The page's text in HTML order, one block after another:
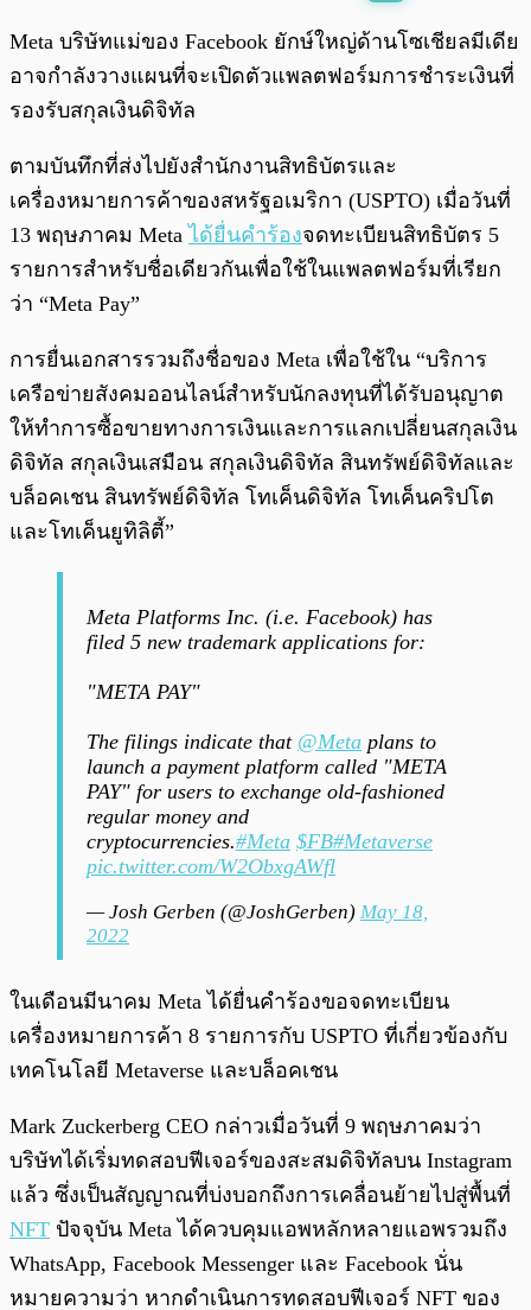
พร้อมเล่น 0:00 / 0:00
Meta บริษัทแม่ของ Facebook ยักษ์ใหญ่ด้านโซเชียลมีเดีย
อาจกำลังวางแผนที่จะเปิดตัวแพลตฟอร์มการชำระเงินที่
รองรับสกุลเงินดิจิทัล
ตามบันทึกที่ส่งไปยังสำนักงานสิทธิบัตรและ
เครื่องหมายการค้าของสหรัฐอเมริกา (USPTO) เมื่อวันที่
13 พฤษภาคม Meta ได้ยื่นคำร้องจดทะเบียนสิทธิบัตร 5
รายการสำหรับชื่อเดียวกันเพื่อใช้ในแพลตฟอร์มที่เรียก
ว่า “Meta Pay”
การยื่นเอกสารรวมถึงชื่อของ Meta เพื่อใช้ใน “บริการ
เครือข่ายสังคมออนไลน์สำหรับนักลงทุนที่ได้รับอนุญาต
ให้ทำการซื้อขายทางการเงินและการแลกเปลี่ยนสกุลเงิน
ดิจิทัล สกุลเงินเสมือน สกุลเงินดิจิทัล สินทรัพย์ดิจิทัลและ
บล็อคเชน สินทรัพย์ดิจิทัล โทเค็นดิจิทัล โทเค็นคริปโต
และโทเค็นยูทิลิตี้”
Meta Platforms Inc. (i.e. Facebook) has
filed 5 new trademark applications for:
"META PAY"
The filings indicate that @Meta plans to
launch a payment platform called "META
PAY" for users to exchange old-fashioned
regular money and
cryptocurrencies.#Meta $FB#Metaverse
pic.twitter.com/W2ObxgAWfl
— Josh Gerben (@JoshGerben) May 18,
2022
ในเดือนมีนาคม Meta ได้ยื่นคำร้องขอจดทะเบียน
เครื่องหมายการค้า 8 รายการกับ USPTO ที่เกี่ยวข้องกับ
เทคโนโลยี Metaverse และบล็อคเชน
Mark Zuckerberg CEO กล่าวเมื่อวันที่ 9 พฤษภาคมว่า
บริษัทได้เริ่มทดสอบฟีเจอร์ของสะสมดิจิทัลบน Instagram
แล้ว ซึ่งเป็นสัญญาณที่บ่งบอกถึงการเคลื่อนย้ายไปสู่พื้นที่
NFT ปัจจุบัน Meta ได้ควบคุมแอพหลักหลายแอพรวมถึง
WhatsApp, Facebook Messenger และ Facebook นั่น
หมายความว่า หากดำเนินการทดสอบฟีเจอร์ NFT ของ